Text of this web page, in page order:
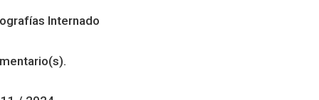
Internado